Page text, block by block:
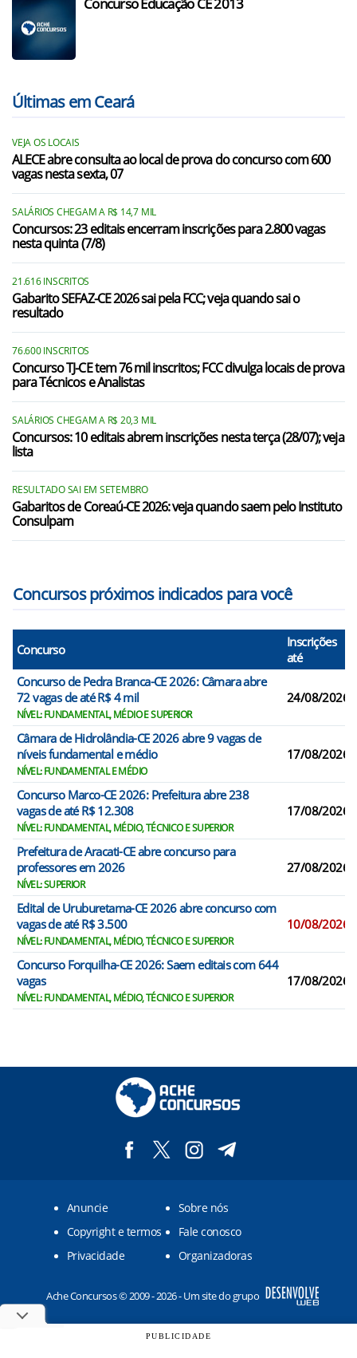
Últimas em Ceará
VEJA OS LOCAIS
ALECE abre consulta ao local de prova do concurso com 600
vagas nesta sexta, 07
SALÁRIOS CHEGAM A R$ 14,7 MIL
Concursos: 23 editais encerram inscrições para 2.800 vagas
nesta quinta (7/8)
21.616 INSCRITOS
Gabarito SEFAZ-CE 2026 sai pela FCC; veja quando sai o
resultado
76.600 INSCRITOS
Concurso TJ-CE tem 76 mil inscritos; FCC divulga locais de prova
para Técnicos e Analistas
SALÁRIOS CHEGAM A R$ 20,3 MIL
Concursos: 10 editais abrem inscrições nesta terça (28/07); veja
lista
RESULTADO SAI EM SETEMBRO
Gabaritos de Coreaú-CE 2026: veja quando saem pelo Instituto
Consulpam
Concursos próximos indicados para você
Concurso
Inscrições
até
Concurso de Pedra Branca-CE 2026: Câmara abre
72 vagas de até R$ 4 mil
NÍVEL: FUNDAMENTAL, MÉDIO E SUPERIOR
24/08/2026
Câmara de Hidrolândia-CE 2026 abre 9 vagas de
níveis fundamental e médio
NÍVEL: FUNDAMENTAL E MÉDIO
17/08/2026
Concurso Marco-CE 2026: Prefeitura abre 238
vagas de até R$ 12.308
NÍVEL: FUNDAMENTAL, MÉDIO, TÉCNICO E SUPERIOR
17/08/2026
Prefeitura de Aracati-CE abre concurso para
professores em 2026
NÍVEL: SUPERIOR
27/08/2026
Edital de Uruburetama-CE 2026 abre concurso com
vagas de até R$ 3.500
NÍVEL: FUNDAMENTAL, MÉDIO, TÉCNICO E SUPERIOR
10/08/2026
Concurso Forquilha-CE 2026: Saem editais com 644
vagas
NÍVEL: FUNDAMENTAL, MÉDIO, TÉCNICO E SUPERIOR
17/08/2026
Anuncie
Sobre nós
Copyright e termos
Fale conosco
Privacidade
Organizadoras
Ache Concursos © 2009 - 2026 - Um site do grupo
PUBLICIDADE